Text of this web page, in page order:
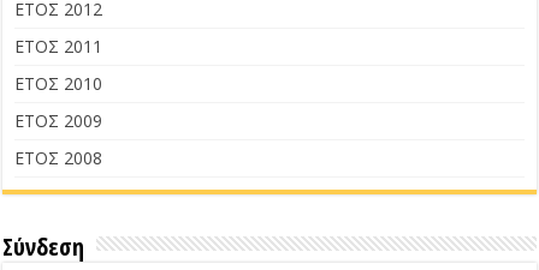
ΕΤΟΣ 2012
ΕΤΟΣ 2011
ΕΤΟΣ 2010
ΕΤΟΣ 2009
ΕΤΟΣ 2008
Σύνδεση